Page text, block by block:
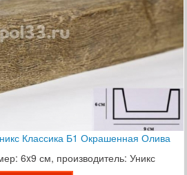
Классика Б1 Окрашенная Олива
6x9 см, производитель: Уникс